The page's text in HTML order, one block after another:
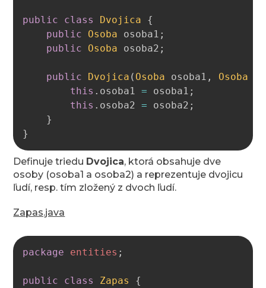
public class Dvojica
{
public
Osoba osoba1 ;
public
Osoba osoba2 ;
public Dvojica ( Osoba osoba1 , Osoba
this . osoba1 = osoba1 ;
this . osoba2 = osoba2 ;
}
}
Definuje triedu Dvojica, ktorá obsahuje dve
osoby (osoba1 a osoba2) a reprezentuje dvojicu
ľudí, resp. tím zložený z dvoch ľudí.
Zapas.java
package entities ;
public class Zapas
{